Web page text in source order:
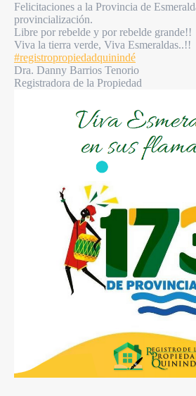
Felicitaciones a la Provincia de
provincialización.
Libre por rebelde y por rebelde grande!!
Viva la tierra verde, Viva Esmeraldas..!!
#registropropiedadquinindé
Dra. Danny Barrios Tenorio
Registradora de la Propiedad